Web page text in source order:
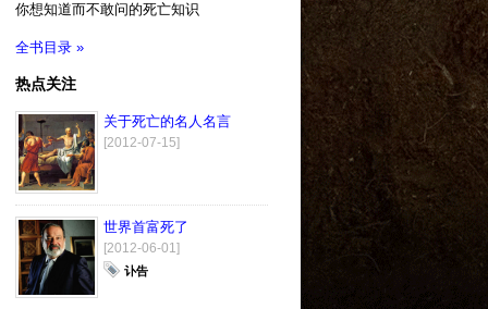
你想知道而不敢问的死亡知识
全书目录 »
热点关注
关于死亡的名人名言
[2012-07-15]
世界首富死了
[2012-06-01]
讣告